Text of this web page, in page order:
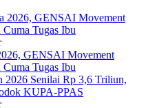
GENSAI Movement
Tugas Ibu